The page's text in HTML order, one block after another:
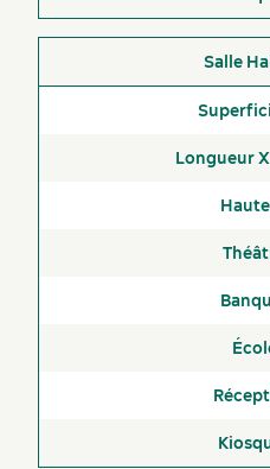
Internet sans fil gratuit
Navette aéroportuaire
Service de navette vers le